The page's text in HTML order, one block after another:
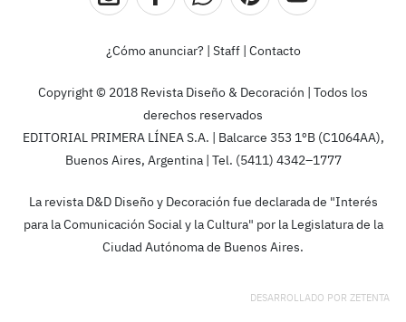
¿Cómo anunciar? Staff| Contacto
Copyright © 2018 Revista Diseño & Decoración | Todos los
derechos reservados
EDITORIAL PRIMERA LÍNEA S.A. | Balcarce 353 1ºB (C1064AA),
Buenos Aires, Argentina | Tel. (5411) 4342–1777
La revista D&D Diseño y Decoración fue declarada de "Interés
para la Comunicación Social y la Cultura" por la Legislatura de la
Ciudad Autónoma de Buenos Aires.
DESARROLLADO POR ZETENTA